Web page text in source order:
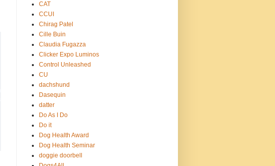
CAT
CCUI
Chirag Patel
Cille Buin
Claudia Fugazza
Clicker Expo Luminos
Control Unleashed
CU
dachshund
Dasequin
datter
Do As I Do
Do it
Dog Health Award
Dog Health Seminar
doggie doorbell